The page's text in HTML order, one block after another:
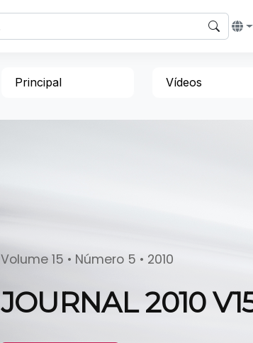
Principal Vídeos
Volume 15 • Número 5 • 2010
JOURNAL 2010